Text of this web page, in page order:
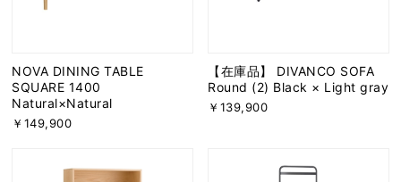
NOVA DINING TABLE
SQUARE 1400
Natural×Natural
￥149,900
【在庫品】 DIVANCO SOFA
Round (2) Black × Light gray
￥139,900